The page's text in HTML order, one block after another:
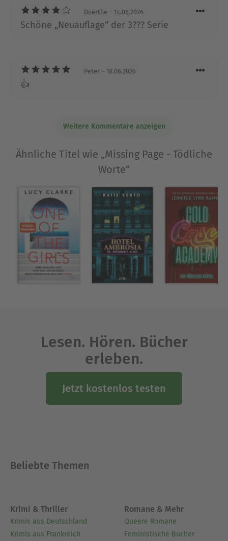
Dark-Academia-Vibes. Das abgelegene
schottische Herrenhaus bietet die perfekte
Kulisse für eine Geschichte, in der die
die düstere Jugendkrimis mit genialem
Rätselfaktor lieben!
Doerthe – 14.06.2026
Schöne „Neuauflage“ der 3??? Serie
Peter – 18.06.2026
👍
Weitere Kommentare anzeigen
Ähnliche Titel wie „Missing Page - Tödliche
Worte“
Lesen. Hören. Bücher
erleben.
Jetzt kostenlos testen
Beliebte Themen
Krimi & Thriller
Krimis aus Deutschland
Krimis aus Frankreich
Romane & Mehr
Queere Romane
Feministische Bücher